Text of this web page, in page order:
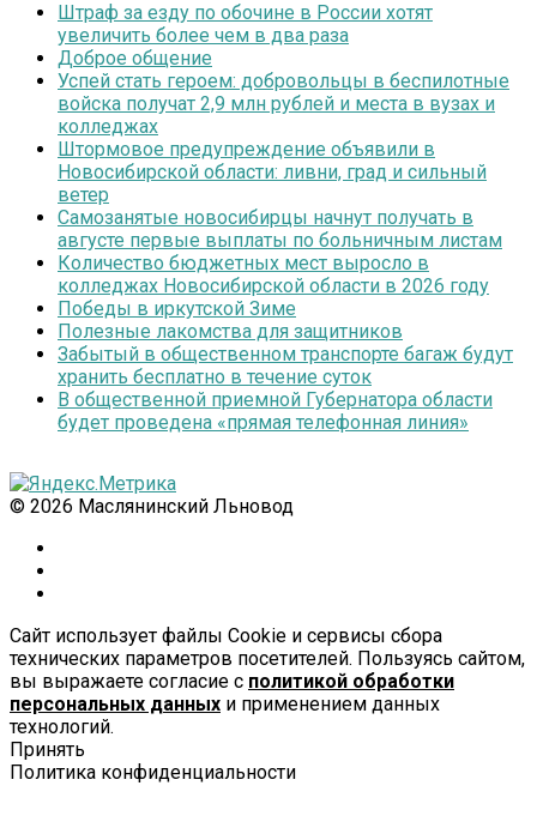
Штраф за езду по обочине в России хотят
увеличить более чем в два раза
Доброе общение
Успей стать героем: добровольцы в беспилотные
войска получат 2,9 млн рублей и места в вузах и
колледжах
Штормовое предупреждение объявили в
Новосибирской области: ливни, град и сильный
ветер
Самозанятые новосибирцы начнут получать в
августе первые выплаты по больничным листам
Количество бюджетных мест выросло в
колледжах Новосибирской области в 2026 году
Победы в иркутской Зиме
Полезные лакомства для защитников
Забытый в общественном транспорте багаж будут
хранить бесплатно в течение суток
В общественной приемной Губернатора области
будет проведена «прямая телефонная линия»
© 2026 Маслянинский Льновод
Сайт использует файлы Cookie и сервисы сбора
технических параметров посетителей. Пользуясь сайтом,
вы выражаете согласие с политикой обработки
персональных данных и применением данных
технологий.
Принять
Политика конфиденциальности